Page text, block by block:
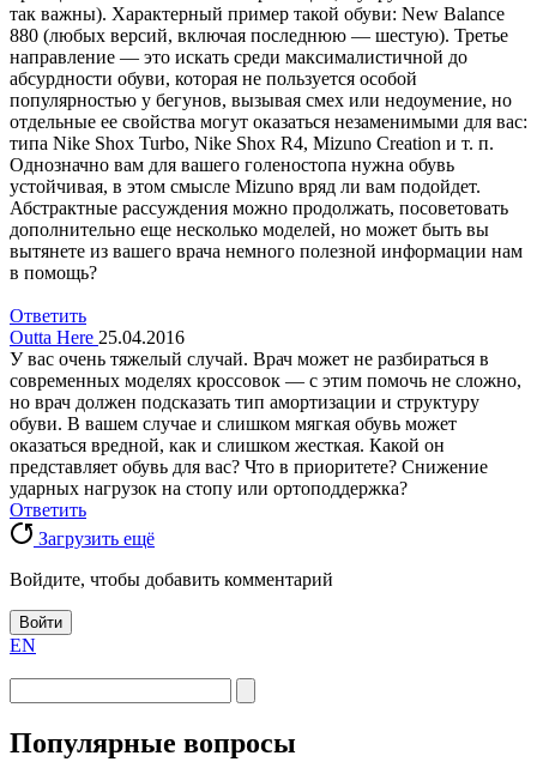
так важны). Характерный пример такой обуви: New Balance
880 (любых версий, включая последнюю — шестую). Третье
направление — это искать среди максималистичной до
абсурдности обуви, которая не пользуется особой
популярностью у бегунов, вызывая смех или недоумение, но
отдельные ее свойства могут оказаться незаменимыми для вас:
типа Nike Shox Turbo, Nike Shox R4, Mizuno Creation и т. п.
Однозначно вам для вашего голеностопа нужна обувь
устойчивая, в этом смысле Mizuno вряд ли вам подойдет.
Абстрактные рассуждения можно продолжать, посоветовать
дополнительно еще несколько моделей, но может быть вы
вытянете из вашего врача немного полезной информации нам
в помощь?
Ответить
Outta Here 25.04.2016
У вас очень тяжелый случай. Врач может не разбираться в
современных моделях кроссовок — с этим помочь не сложно,
но врач должен подсказать тип амортизации и структуру
обуви. В вашем случае и слишком мягкая обувь может
оказаться вредной, как и слишком жесткая. Какой он
представляет обувь для вас? Что в приоритете? Снижение
ударных нагрузок на стопу или ортоподдержка?
Ответить
Загрузить ещё
Войдите, чтобы добавить комментарий
Войти
EN
Популярные вопросы